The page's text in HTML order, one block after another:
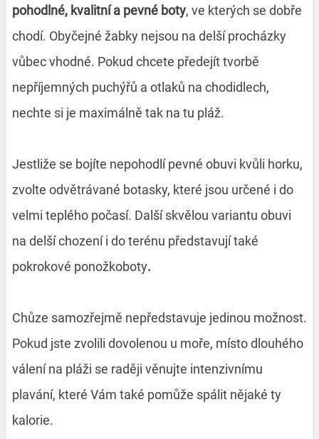
pohodlné, kvalitní a pevné boty, ve kterých se dobře
chodí. Obyčejné žabky nejsou na delší procházky
vůbec vhodné. Pokud chcete předejít tvorbě
nepříjemných puchýřů a otlaků na chodidlech,
nechte si je maximálně tak na tu pláž.
Jestliže se bojíte nepohodlí pevné obuvi kvůli horku,
zvolte odvětrávané botasky, které jsou určené i do
velmi teplého počasí. Další skvělou variantu obuvi
na delší chození i do terénu představují také
pokrokové ponožkoboty.
Chůze samozřejmě nepředstavuje jedinou možnost.
Pokud jste zvolili dovolenou u moře, místo dlouhého
válení na pláži se raději věnujte intenzivnímu
plavání, které Vám také pomůže spálit nějaké ty
kalorie.